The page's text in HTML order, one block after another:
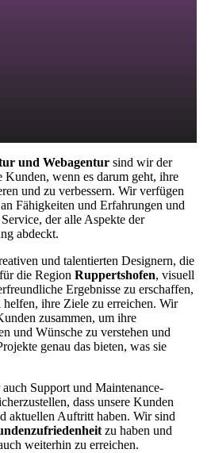
und Webagentur sind wir der
Kunden, wenn es darum geht, ihre
und zu verbessern. Wir verfügen
Fähigkeiten und Erfahrungen und
der alle Aspekte der
abdeckt.
und talentierten Designern, die
die Region Ruppertshofen, visuell
Ergebnisse zu erschaffen,
ihre Ziele zu erreichen. Wir
zusammen, um ihre
und Wünsche zu verstehen und
genau das bieten, was sie
Support und Maintenance-
dass unsere Kunden
aktuellen Auftritt haben. Wir sind
zu haben und
weiterhin zu erreichen.